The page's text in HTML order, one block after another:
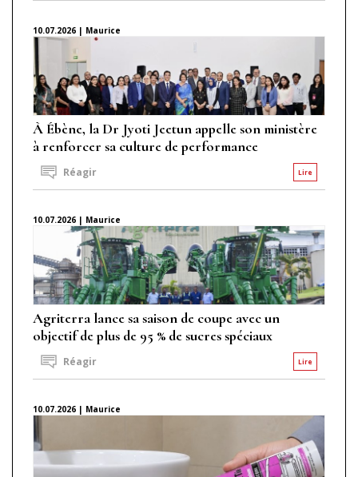
10.07.2026 | Maurice
À Ébène, la Dr Jyoti Jeetun appelle son ministère
à renforcer sa culture de performance
Lire
Réagir
10.07.2026 | Maurice
Agriterra lance sa saison de coupe avec un
objectif de plus de 95 % de sucres spéciaux
Lire
Réagir
10.07.2026 | Maurice